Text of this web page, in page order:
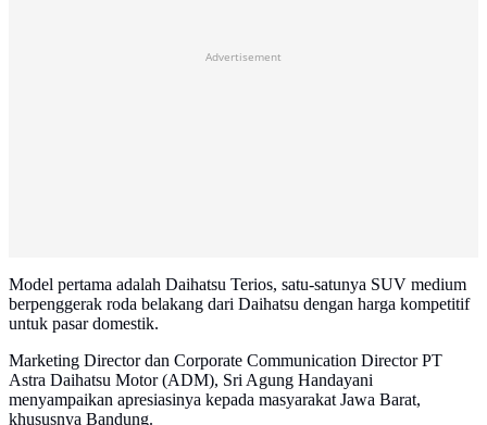
Advertisement
Model pertama adalah Daihatsu Terios, satu-satunya SUV medium
berpenggerak roda belakang dari Daihatsu dengan harga kompetitif
untuk pasar domestik.
Marketing Director dan Corporate Communication Director PT
Astra Daihatsu Motor (ADM), Sri Agung Handayani
menyampaikan apresiasinya kepada masyarakat Jawa Barat,
khususnya Bandung.